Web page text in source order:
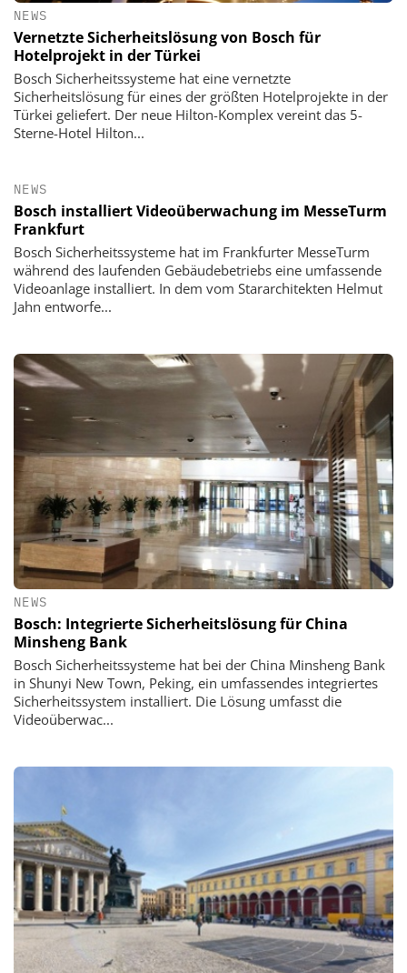
NEWS
Vernetzte Sicherheitslösung von Bosch für
Hotelprojekt in der Türkei
Bosch Sicherheitssysteme hat eine vernetzte
Sicherheitslösung für eines der größten Hotelprojekte in der
Türkei geliefert. Der neue Hilton-Komplex vereint das 5-
Sterne-Hotel Hilton...
NEWS
Bosch installiert Videoüberwachung im MesseTurm
Frankfurt
Bosch Sicherheitssysteme hat im Frankfurter MesseTurm
während des laufenden Gebäudebetriebs eine umfassende
Videoanlage installiert. In dem vom Stararchitekten Helmut
Jahn entworfe...
NEWS
Bosch: Integrierte Sicherheitslösung für China
Minsheng Bank
Bosch Sicherheitssysteme hat bei der China Minsheng Bank
in Shunyi New Town, Peking, ein umfassendes integriertes
Sicherheitssystem installiert. Die Lösung umfasst die
Videoüberwac...